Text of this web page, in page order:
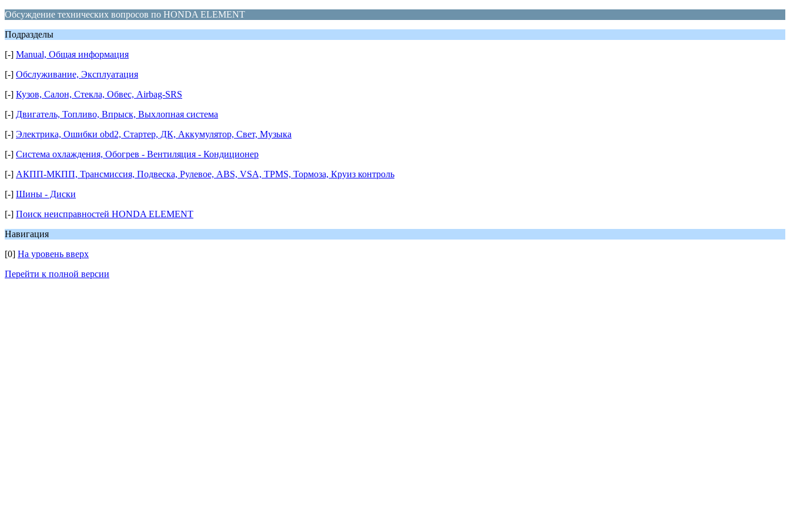
Обсуждение технических вопросов по HONDA ELEMENT
Подразделы
[-] Manual, Общая информация
[-] Обслуживание, Эксплуатация
[-] Кузов, Салон, Стекла, Обвес, Airbag-SRS
[-] Двигатель, Топливо, Впрыск, Выхлопная система
[-] Электрика, Ошибки obd2, Стартер, ДК, Аккумулятор, Свет, Музыка
[-] Система охлаждения, Обогрев - Вентиляция - Кондиционер
[-] АКПП-МКПП, Трансмиссия, Подвеска, Рулевое, ABS, VSA, TPMS, Тормоза, Круиз контроль
[-] Шины - Диски
[-] Поиск неисправностей HONDA ELEMENT
Навигация
[0] На уровень вверх
Перейти к полной версии